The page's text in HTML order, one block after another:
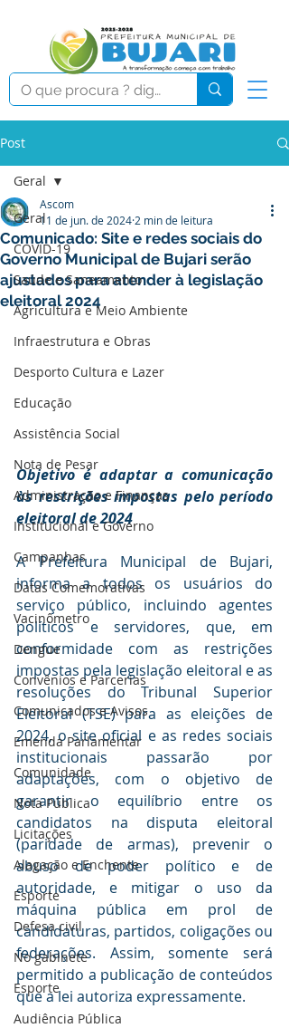
Post
Geral
COVID-19
Saúde e Saneamento
Agricultura e Meio Ambiente
Infraestrutura e Obras
Desporto Cultura e Lazer
Educação
Assistência Social
Nota de Pesar
Administração e Finanças
Institucional e Governo
Campanhas
Datas Comemorativas
Vacinômetro
Dengue
Convênios e Parcerias
Comunicados e Avisos
Emenda Parlamentar
Comunidade
Nota Pública
Licitações
Alagação e Enchente
Esporte
Defesa civil
No gabinete
Esporte
Audiência Pública
Geral
Comunicado: Site e redes sociais do
Governo Municipal de Bujari serão
ajustados para atender à legislação
eleitoral 2024
Ascom
11 de jun. de 2024 2 min de leitura
Objetivo é adaptar a comunicação
às restrições impostas pelo período
eleitoral de 2024
A Prefeitura Municipal de Bujari,
informa a todos os usuários do
serviço público, incluindo agentes
políticos e servidores, que, em
conformidade com as restrições
impostas pela legislação eleitoral e as
resoluções do Tribunal Superior
Eleitoral (TSE) para as eleições de
2024, o site oficial e as redes sociais
institucionais passarão por
adaptações, com o objetivo de
garantir o equilíbrio entre os
candidatos na disputa eleitoral
(paridade de armas), prevenir o
abuso de poder político e de
autoridade, e mitigar o uso da
máquina pública em prol de
candidaturas, partidos, coligações ou
federações. Assim, somente será
permitido a publicação de conteúdos
que a lei autoriza expressamente.